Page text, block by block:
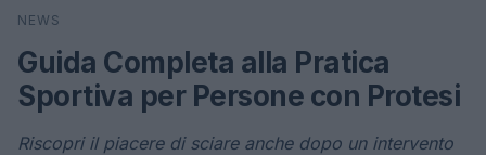
Cerca
NEWS
Guida Completa alla Pratica
Sportiva per Persone con Protesi
Riscopri il piacere di sciare anche dopo un intervento